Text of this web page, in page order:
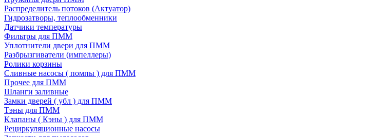
Распределитель потоков (Актуатор)
Гидрозатворы, теплообменники
Датчики температуры
Фильтры для ПММ
Уплотнители двери для ПММ
Разбрызгиватели (импеллеры)
Ролики корзины
Сливные насосы ( помпы ) для ПММ
Прочее для ПММ
Шланги заливные
Замки дверей ( убл ) для ПММ
Тэны для ПММ
Клапаны ( Кэны ) для ПММ
Рециркуляционные насосы